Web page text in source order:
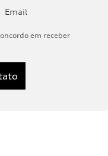
Email
em receber